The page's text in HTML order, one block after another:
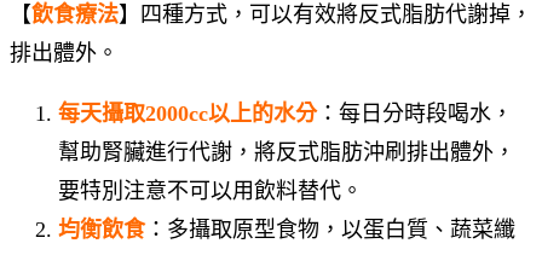
【飲食療法】四種方式，可以有效將反式脂肪代謝掉，
排出體外。
每天攝取2000cc以上的水分：每日分時段喝水，
幫助腎臟進行代謝，將反式脂肪沖刷排出體外，
要特別注意不可以用飲料替代。
均衡飲食：多攝取原型食物，以蛋白質、蔬菜纖